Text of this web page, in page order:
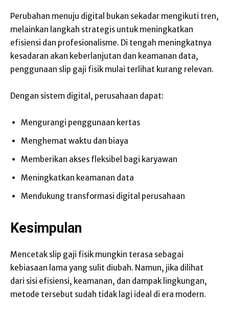
Perubahan menuju digital bukan sekadar mengikuti tren,
melainkan langkah strategis untuk meningkatkan
efisiensi dan profesionalisme. Di tengah meningkatnya
kesadaran akan keberlanjutan dan keamanan data,
penggunaan slip gaji fisik mulai terlihat kurang relevan.
Dengan sistem digital, perusahaan dapat:
Mengurangi penggunaan kertas
Menghemat waktu dan biaya
Memberikan akses fleksibel bagi karyawan
Meningkatkan keamanan data
Mendukung transformasi digital perusahaan
Kesimpulan
Mencetak slip gaji fisik mungkin terasa sebagai
kebiasaan lama yang sulit diubah. Namun, jika dilihat
dari sisi efisiensi, keamanan, dan dampak lingkungan,
metode tersebut sudah tidak lagi ideal di era modern.